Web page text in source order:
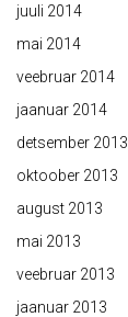
juuli 2014
mai 2014
veebruar 2014
jaanuar 2014
detsember 2013
oktoober 2013
august 2013
mai 2013
veebruar 2013
jaanuar 2013